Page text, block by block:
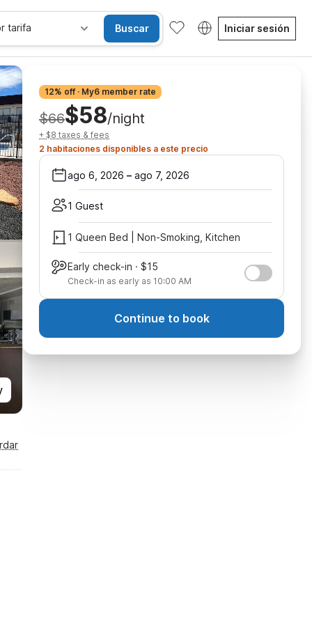
tarifa Buscar Iniciar sesión
12% off · My6 member rate
$66$58/night
+ $8 taxes & fees
2 habitaciones disponibles a este precio
ago 6, 2026 – ago 7, 2026
1 Guest
1 Queen Bed | Non-Smoking, Kitchen
Early check-in · $15
Check-in as early as 10:00 AM
Continue to book